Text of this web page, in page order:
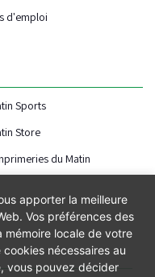
d'emploi
Sports
Store
du Matin
apporter la meilleure
Vos préférences des
mémoire locale de votre
nécessaires au
vous pouvez décider